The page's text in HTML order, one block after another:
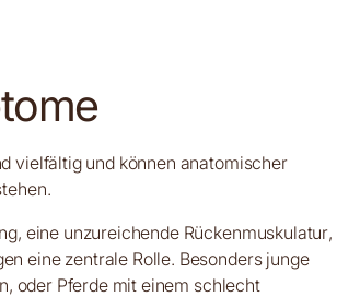
vielfältig und können anatomischer
eine unzureichende Rückenmuskulatur,
eine zentrale Rolle. Besonders junge
oder Pferde mit einem schlecht